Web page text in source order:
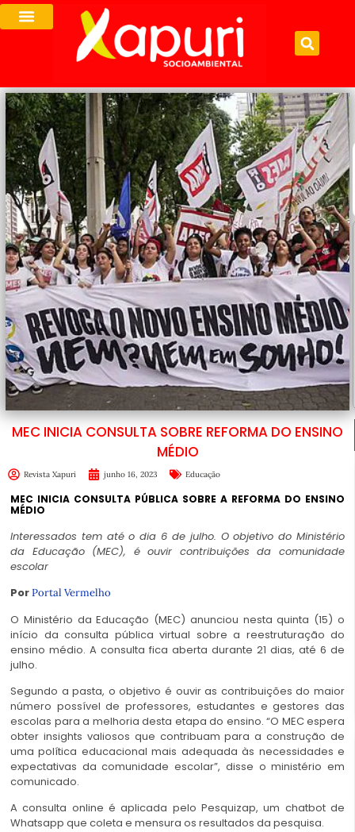
MEC INICIA CONSULTA SOBRE REFORMA DO ENSINO
MÉDIO
Revista Xapuri junho 16, 2023 Educação
MEC INICIA CONSULTA PÚBLICA SOBRE A REFORMA DO ENSINO
MÉDIO
Interessados tem até o dia 6 de julho. O objetivo do Ministério
da Educação (MEC), é ouvir contribuições da comunidade
escolar
PorPortal Vermelho
O Ministério da Educação (MEC) anunciou nesta quinta (15) o
início da consulta pública virtual sobre a reestruturação do
ensino médio. A consulta fica aberta durante 21 dias, até 6 de
julho.
Segundo a pasta, o objetivo é ouvir as contribuições do maior
número possível de professores, estudantes e gestores das
escolas para a melhoria desta etapa do ensino. “O MEC espera
obter insights valiosos que contribuam para a construção de
uma política educacional mais adequada às necessidades e
expectativas da comunidade escolar”, disse o ministério em
comunicado.
A consulta online é aplicada pelo Pesquizap, um chatbot de
Whatsapp que coleta e mensura os resultados da pesquisa.